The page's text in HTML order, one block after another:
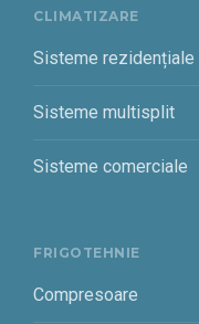
CLIMATIZARE
Sisteme rezidențiale
Sisteme multisplit
Sisteme comerciale
FRIGOTEHNIE
Compresoare